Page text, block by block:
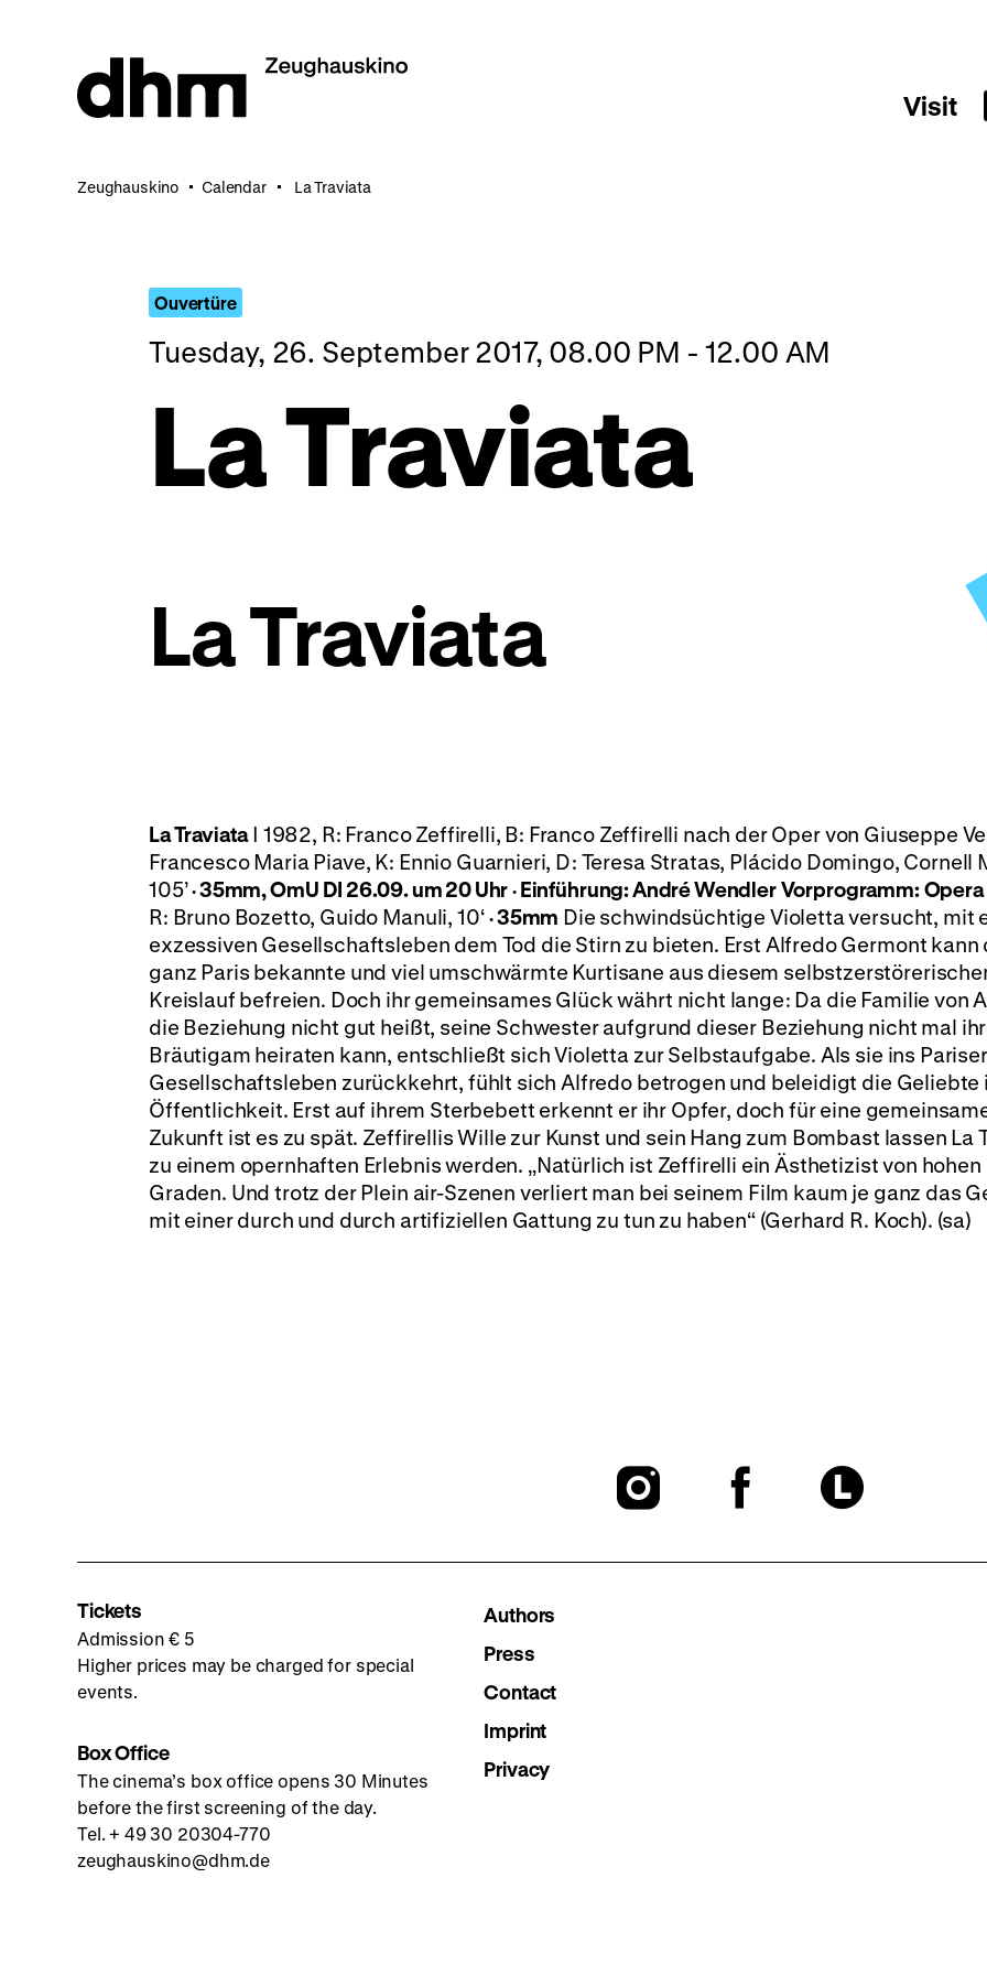
Visit
Zeughauskino Calendar La Traviata
Ouvertüre
Tuesday, 26. September 2017, 08.00 PM - 12.00 AM
La Traviata
La Traviata
La TraviataI 1982, R: Franco Zeffirelli, B: Franco Zeffirelli nach der Oper von Giuseppe
Francesco Maria Piave, K: Ennio Guarnieri, D: Teresa Stratas, Plácido Domingo, Cornell
105’ ·35mm, OmU DI 26.09. um 20 Uhr ·Einführung: André WendlerVorprogramm:Opera
R: Bruno Bozetto, Guido Manuli, 10‘ ·35mm Die schwindsüchtige Violetta versucht, mit
exzessiven Gesellschaftsleben dem Tod die Stirn zu bieten. Erst Alfredo Germont kann
ganz Paris bekannte und viel umschwärmte Kurtisane aus diesem
Kreislauf befreien. Doch ihr gemeinsames Glück währt nicht lange: Da die Familie von
die Beziehung nicht gut heißt, seine Schwester aufgrund dieser Beziehung nicht mal
Bräutigam heiraten kann, entschließt sich Violetta zur Selbstaufgabe. Als sie ins Pariser
Gesellschaftsleben zurückkehrt, fühlt sich Alfredo betrogen und beleidigt die Geliebte
Öffentlichkeit. Erst auf ihrem Sterbebett erkennt er ihr Opfer, doch für eine
Zukunft ist es zu spät. Zeffirellis Wille zur Kunst und sein Hang zum Bombast lassen La
zu einem opernhaften Erlebnis werden. „Natürlich ist Zeffirelli ein Ästhetizist von hohen
Graden. Und trotz der Plein air-Szenen verliert man bei seinem Film kaum je ganz das
mit einer durch und durch artifiziellen Gattung zu tun zu haben“ (Gerhard R. Koch). (sa)
To
To
To
Tickets
Admission € 5
Higher prices may be charged for special
events.
Box Office
The cinema’s box office opens 30 Minutes
before the first screening of the day.
Tel. + 49 30 20304-770
zeughauskino@dhm.de
Authors
Press
Contact
Imprint
Privacy